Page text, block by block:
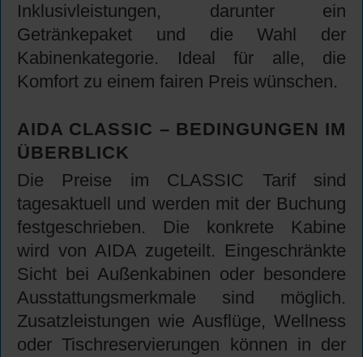
Inklusivleistungen, darunter ein
Getränkepaket und die Wahl der
Kabinenkategorie. Ideal für alle, die
Komfort zu einem fairen Preis wünschen.
AIDA CLASSIC – BEDINGUNGEN IM
ÜBERBLICK
Die Preise im CLASSIC Tarif sind
tagesaktuell und werden mit der Buchung
festgeschrieben. Die konkrete Kabine
wird von AIDA zugeteilt. Eingeschränkte
Sicht bei Außenkabinen oder besondere
Ausstattungsmerkmale sind möglich.
Zusatzleistungen wie Ausflüge, Wellness
oder Tischreservierungen können in der